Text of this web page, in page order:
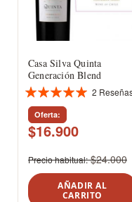
Casa Silva Quinta
Generación Blend
Valoración:
100%
2
Oferta
$16.900
Precio habitual $24.000
AÑADIR AL
CARRITO